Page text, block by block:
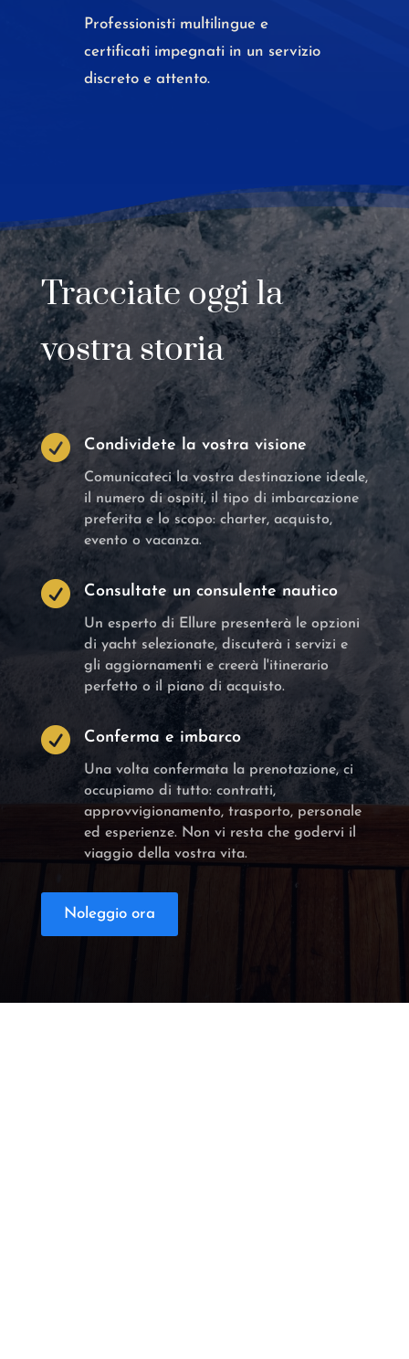
Professionisti multilingue e
certificati impegnati in un servizio
discreto e attento.
Tracciate oggi la
vostra storia
 Condividete la vostra visione
Comunicateci la vostra destinazione ideale,
il numero di ospiti, il tipo di imbarcazione
preferita e lo scopo: charter, acquisto,
evento o vacanza.
 Consultate un consulente nautico
Un esperto di Ellure presenterà le opzioni
di yacht selezionate, discuterà i servizi e
gli aggiornamenti e creerà l'itinerario
perfetto o il piano di acquisto.
 Conferma e imbarco
Una volta confermata la prenotazione, ci
occupiamo di tutto: contratti,
approvvigionamento, trasporto, personale
ed esperienze. Non vi resta che godervi il
viaggio della vostra vita.
Noleggio ora